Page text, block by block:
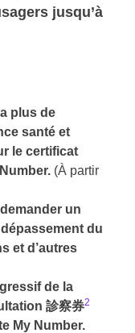
jusqu’à
plus de
santé et
le certificat
(À partir
un
du
et d’autres
de la
診察券2
My Number.